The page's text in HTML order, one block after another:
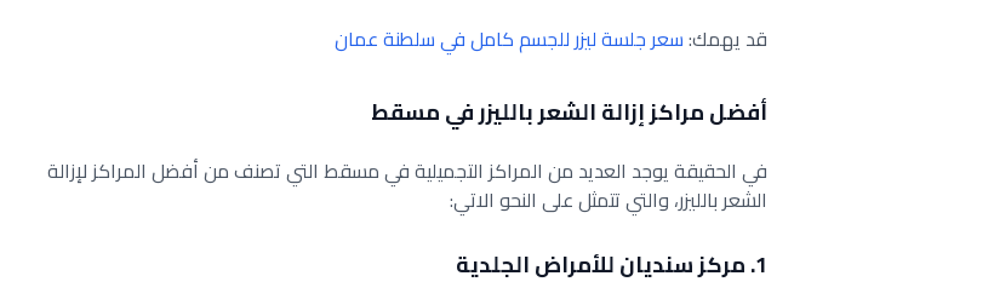
قد يهمك:سعر جلسة ليزر للجسم كامل في سلطنة عمان
أفضل مراكز إزالة الشعر بالليزر في مسقط
في الحقيقة يوجد العديد من المراكز التجميلية في مسقط التي تصنف من أفضل المراكز لإزالة
الشعر بالليزر، والتي تتمثل على النحو الاتي:
1. مركز سنديان للأمراض الجلدية